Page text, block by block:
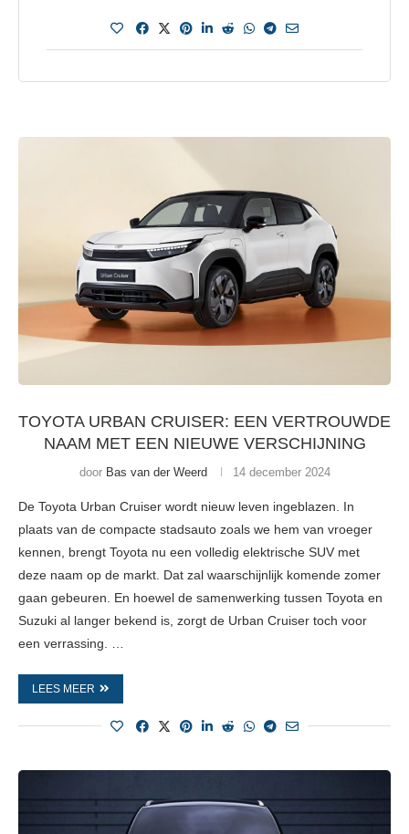
TOYOTA URBAN CRUISER: EEN VERTROUWDE
NAAM MET EEN NIEUWE VERSCHIJNING
door Bas van der Weerd 14 december 2024
De Toyota Urban Cruiser wordt nieuw leven ingeblazen. In
plaats van de compacte stadsauto zoals we hem van vroeger
kennen, brengt Toyota nu een volledig elektrische SUV met
deze naam op de markt. Dat zal waarschijnlijk komende zomer
gaan gebeuren. En hoewel de samenwerking tussen Toyota en
Suzuki al langer bekend is, zorgt de Urban Cruiser toch voor
een verrassing. …
LEES MEER